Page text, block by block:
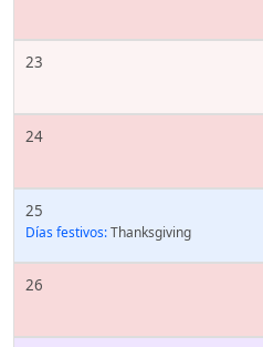
23
24
25
Días festivos:Thanksgiving
26